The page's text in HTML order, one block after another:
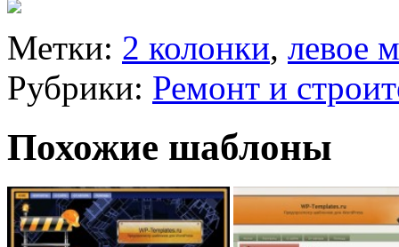
Метки: 2 колонки, левое
Рубрики: Ремонт и
Похожие шаблоны